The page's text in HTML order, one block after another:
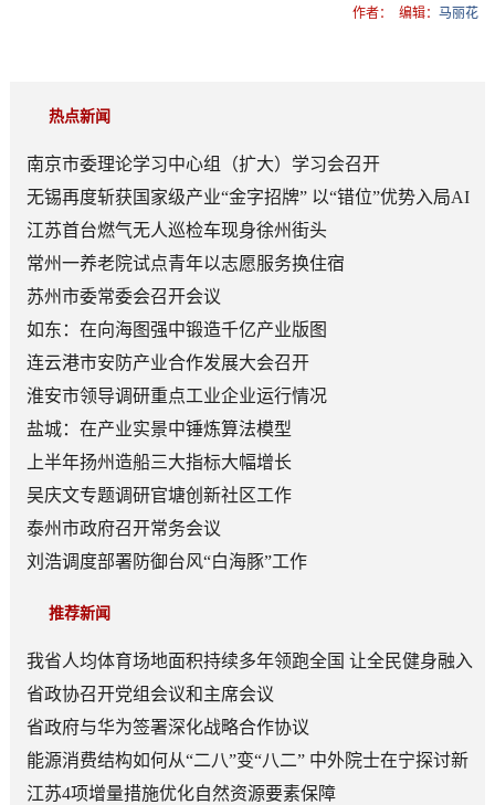
作者： 编辑：马丽花
热点新闻
南京市委理论学习中心组（扩大）学习会召开
无锡再度斩获国家级产业“金字招牌” 以“错位”优势入局AI
顶层赛道
江苏首台燃气无人巡检车现身徐州街头
常州一养老院试点青年以志愿服务换住宿
苏州市委常委会召开会议
如东：在向海图强中锻造千亿产业版图
连云港市安防产业合作发展大会召开
淮安市领导调研重点工业企业运行情况
盐城：在产业实景中锤炼算法模型
上半年扬州造船三大指标大幅增长
吴庆文专题调研官塘创新社区工作
泰州市政府召开常务会议
刘浩调度部署防御台风“白海豚”工作
推荐新闻
我省人均体育场地面积持续多年领跑全国 让全民健身融入
日常成为风尚
省政协召开党组会议和主席会议
省政府与华为签署深化战略合作协议
能源消费结构如何从“二八”变“八二” 中外院士在宁探讨新
型能源体系建设
江苏4项增量措施优化自然资源要素保障